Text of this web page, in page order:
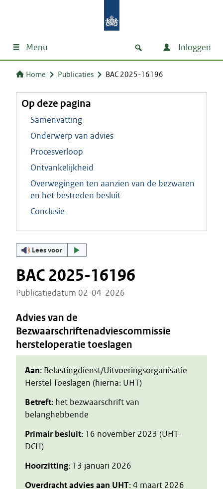
Menu Inloggen
Home Publicaties BAC 2025-16196
Op deze pagina
Samenvatting
Onderwerp van advies
Procesverloop
Ontvankelijkheid
Overwegingen ten aanzien van de bezwaren
en het bestreden besluit
Conclusie
Lees voor
BAC 2025-16196
Publicatiedatum 02-04-2026
Advies van de
Bezwaarschriftenadviescommissie
hersteloperatie toeslagen
Aan: Belastingdienst/Uitvoeringsorganisatie
Herstel Toeslagen (hierna: UHT)
Betreft: het bezwaarschrift van
belanghebbende
Primair besluit: 16 november 2023 (UHT-
DCH)
Hoorzitting: 13 januari 2026
Overdracht advies aan UHT: 4 maart 2026